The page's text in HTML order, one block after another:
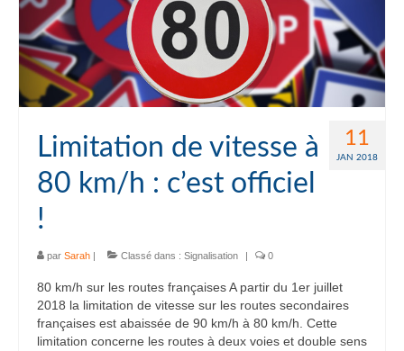
11
JAN 2018
Limitation de vitesse à
80 km/h : c’est officiel
!
par Sarah | Classé dans : Signalisation | 0
80 km/h sur les routes françaises A partir du 1er juillet
2018 la limitation de vitesse sur les routes secondaires
françaises est abaissée de 90 km/h à 80 km/h. Cette
limitation concerne les routes à deux voies et double sens